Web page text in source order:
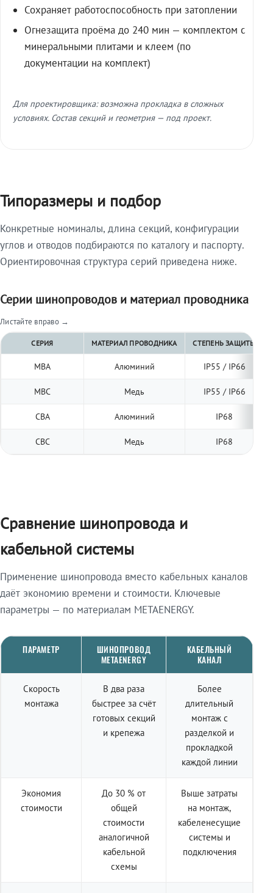
Сохраняет работоспособность при затоплении
Огнезащита проёма до 240 мин — комплектом с
минеральными плитами и клеем (по
документации на комплект)
Для проектировщика: возможна прокладка в сложных
условиях. Состав секций и геометрия — под проект.
Типоразмеры и подбор
Конкретные номиналы, длина секций, конфигурации
углов и отводов подбираются по каталогу и паспорту.
Ориентировочная структура серий приведена ниже.
Серии шинопроводов и материал проводника
Листайте вправо →
СЕРИЯ МАТЕРИАЛ ПРОВОДНИКА СТЕПЕНЬ ЗАЩИТЫ
МВА Алюминий IP55 / IP66
МВС Медь IP55 / IP66
СВА Алюминий IP68
СВС Медь IP68
Сравнение шинопровода и
кабельной системы
Применение шинопровода вместо кабельных каналов
даёт экономию времени и стоимости. Ключевые
параметры — по материалам METAENERGY.
ПАРАМЕТР
ШИНОПРОВОД
METAENERGY
КАБЕЛЬНЫЙ
КАНАЛ
Скорость
монтажа
В два раза
быстрее за счёт
готовых секций
и крепежа
Более
длительный
монтаж с
разделкой и
прокладкой
каждой линии
Экономия
стоимости
До 30 % от
общей
стоимости
аналогичной
кабельной
схемы
Выше затраты
на монтаж,
кабеленесущие
системы и
подключения